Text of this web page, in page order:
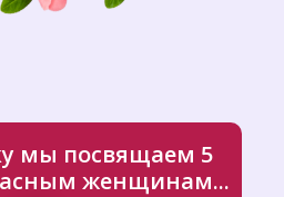
мы посвящаем 5
женщинам...